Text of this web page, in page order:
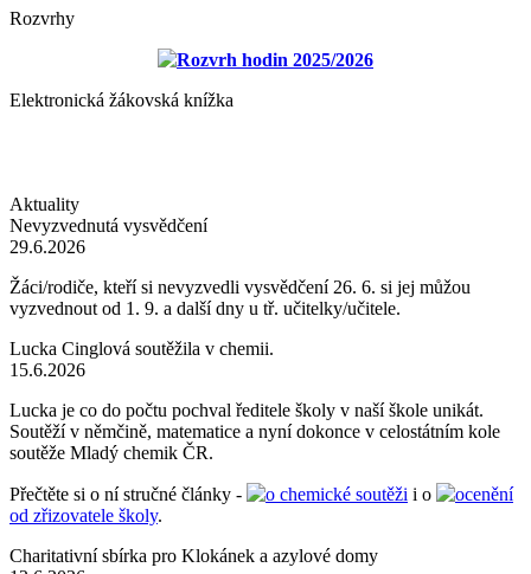
Rozvrhy
Rozvrh hodin 2025/2026
Elektronická žákovská knížka
Aktuality
Nevyzvednutá vysvědčení
29.6.2026
Žáci/rodiče, kteří si nevyzvedli vysvědčení 26. 6. si jej můžou
vyzvednout od 1. 9. a další dny u tř. učitelky/učitele.
Lucka Cinglová soutěžila v chemii.
15.6.2026
Lucka je co do počtu pochval ředitele školy v naší škole unikát.
Soutěží v němčině, matematice a nyní dokonce v celostátním kole
soutěže Mladý chemik ČR.
Přečtěte si o ní stručné články - o chemické soutěži i o
ocenění
od zřizovatele školy.
Charitativní sbírka pro Klokánek a azylové domy